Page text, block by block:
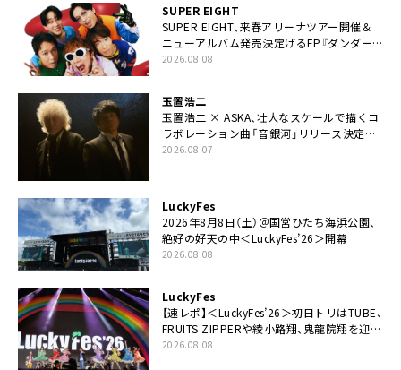
SUPER EIGHT
SUPER EIGHT、来春アリーナツアー開催＆
ニューアルバム発売決定げるEP『ダンダー
ラ』本日リリース
2026.08.08
玉置浩二
玉置浩二 × ASKA、壮大なスケールで描くコ
ラボレーション曲「音銀河」リリース決定。
カップリングには新曲「命の宿り」収録も
2026.08.07
LuckyFes
2026年8月8日（土）＠国営ひたち海浜公園、
絶好の好天の中＜LuckyFes’26＞開幕
2026.08.08
LuckyFes
【速レポ】＜LuckyFes’26＞初日トリはTUBE、
FRUITS ZIPPERや綾小路翔、鬼龍院翔を迎え
た豪華コラボも「知ってたらぜひ一緒に歌っ
2026.08.08